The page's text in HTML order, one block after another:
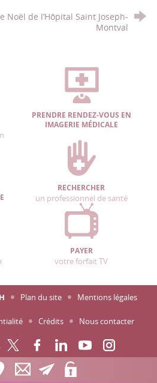
Noël de l’Hôpital Saint Joseph-
Montval
PRENDRE RENDEZ-VOUS EN
IMAGERIE MÉDICALE
RECHERCHER
un professionnel de santé
PAYER
votre forfait TV
Plan du site Mentions légales
Crédits Nous contacter